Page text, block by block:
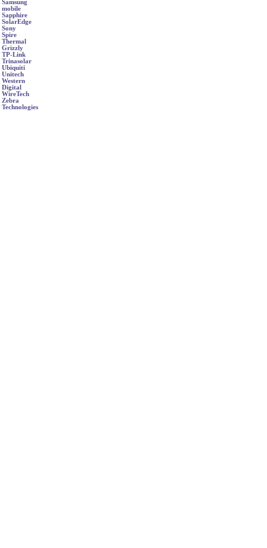
Samsung
mobile
Sapphire
SolarEdge
Sony
Spire
Thermal
Grizzly
TP-Link
Trinasolar
Ubiquiti
Unitech
Western
Digital
WireTech
Zebra
Technologies